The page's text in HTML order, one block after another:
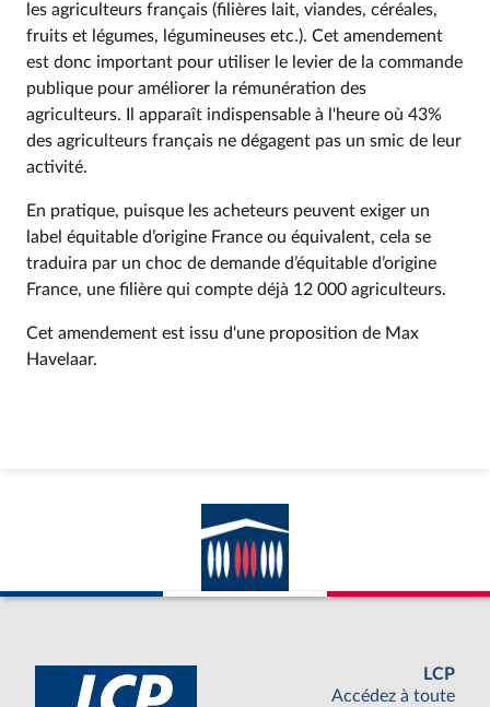
les agriculteurs français (filières lait, viandes, céréales,
fruits et légumes, légumineuses etc.). Cet amendement
est donc important pour utiliser le levier de la commande
publique pour améliorer la rémunération des
agriculteurs. Il apparaît indispensable à l'heure où 43%
des agriculteurs français ne dégagent pas un smic de leur
activité.
En pratique, puisque les acheteurs peuvent exiger un
label équitable d’origine France ou équivalent, cela se
traduira par un choc de demande d’équitable d’origine
France, une filière qui compte déjà 12 000 agriculteurs.
Cet amendement est issu d'une proposition de Max
Havelaar.
LCP
Accédez à toute